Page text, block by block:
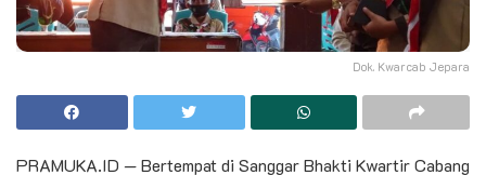
Dok. Kwarcab Jepara
PRAMUKA.ID — Bertempat di Sanggar Bhakti Kwartir Cabang